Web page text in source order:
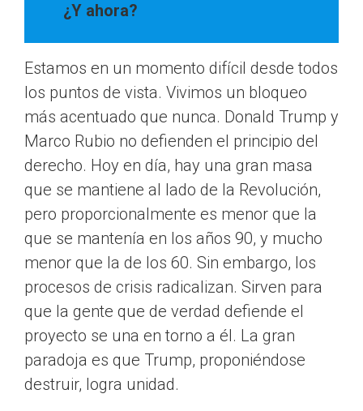
¿Y ahora?
Estamos en un momento difícil desde todos
los puntos de vista. Vivimos un bloqueo
más acentuado que nunca. Donald Trump y
Marco Rubio no defienden el principio del
derecho. Hoy en día, hay una gran masa
que se mantiene al lado de la Revolución,
pero proporcionalmente es menor que la
que se mantenía en los años 90, y mucho
menor que la de los 60. Sin embargo, los
procesos de crisis radicalizan. Sirven para
que la gente que de verdad defiende el
proyecto se una en torno a él. La gran
paradoja es que Trump, proponiéndose
destruir, logra unidad.